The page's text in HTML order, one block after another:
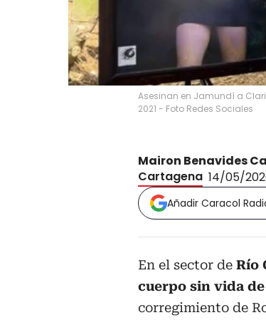
Asesinan en Jamundí a
2021 - Foto Redes Sociales
Mairon Benavides
Cartagena 14/05/
Añadir Caracol
En el sector de Río
cuerpo sin vida
corregimiento de